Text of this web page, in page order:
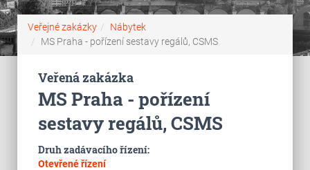
Veřejné zakázky
Nábytek
MS Praha - pořízení sestavy regálů, CSMS
Veřená zakázka
MS Praha - pořízení
sestavy regálů, CSMS
Druh zadávacího řízení:
Otevřené řízení